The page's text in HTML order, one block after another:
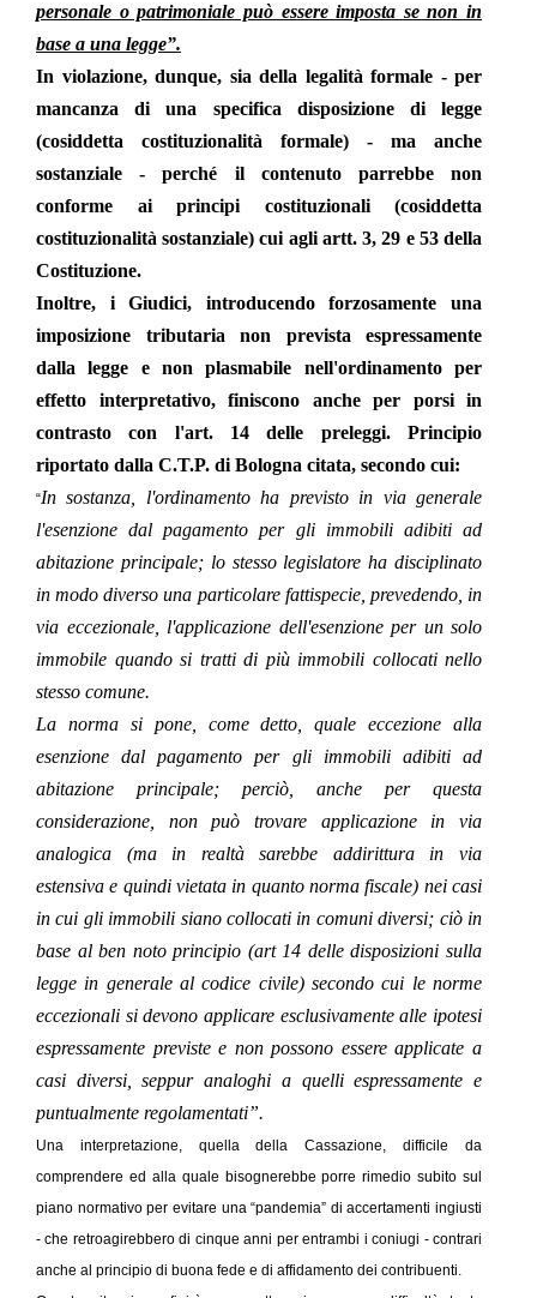
personale o patrimoniale può essere imposta se non in
base a una legge”.
In violazione, dunque, sia della legalità formale - per
mancanza di una specifica disposizione di legge
(cosiddetta costituzionalità formale) - ma anche
sostanziale - perché il contenuto parrebbe non
conforme ai principi costituzionali (cosiddetta
costituzionalità sostanziale) cui agli artt. 3, 29 e 53 della
Costituzione.
Inoltre, i Giudici, introducendo forzosamente una
imposizione tributaria non prevista espressamente
dalla legge e non plasmabile nell'ordinamento per
effetto interpretativo, finiscono anche per porsi in
contrasto con l'art. 14 delle preleggi. Principio
riportato dalla C.T.P. di Bologna citata, secondo cui:
“In sostanza, l'ordinamento ha previsto in via generale
l'esenzione dal pagamento per gli immobili adibiti ad
abitazione principale; lo stesso legislatore ha disciplinato
in modo diverso una particolare fattispecie, prevedendo, in
via eccezionale, l'applicazione dell'esenzione per un solo
immobile quando si tratti di più immobili collocati nello
stesso comune.
La norma si pone, come detto, quale eccezione alla
esenzione dal pagamento per gli immobili adibiti ad
abitazione principale; perciò, anche per questa
considerazione, non può trovare applicazione in via
analogica (ma in realtà sarebbe addirittura in via
estensiva e quindi vietata in quanto norma fiscale) nei casi
in cui gli immobili siano collocati in comuni diversi; ciò in
base al ben noto principio (art 14 delle disposizioni sulla
legge in generale al codice civile) secondo cui le norme
eccezionali si devono applicare esclusivamente alle ipotesi
espressamente previste e non possono essere applicate a
casi diversi, seppur analoghi a quelli espressamente e
puntualmente regolamentati”.
Una interpretazione, quella della Cassazione, difficile da
comprendere ed alla quale bisognerebbe porre rimedio subito sul
piano normativo per evitare una “pandemia” di accertamenti ingiusti
- che retroagirebbero di cinque anni per entrambi i coniugi - contrari
anche al principio di buona fede e di affidamento dei contribuenti.